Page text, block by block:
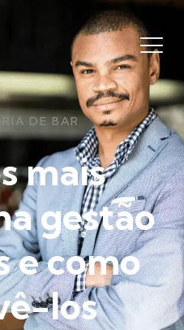
DE BAR
mais
gestão
e como
los